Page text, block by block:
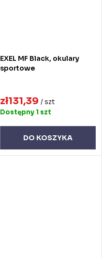
EXEL MF Black, okulary
sportowe
zł131,39 / szt
Dostępny 1 szt
DO KOSZYKA